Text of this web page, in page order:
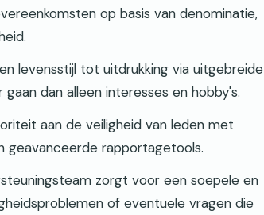
op basis van denominatie,
levensstijl tot uitdrukking via uitgebreide
dan alleen interesses en hobby's.
aan de veiligheid van leden met
geavanceerde rapportagetools.
zorgt voor een soepele en
of eventuele vragen die